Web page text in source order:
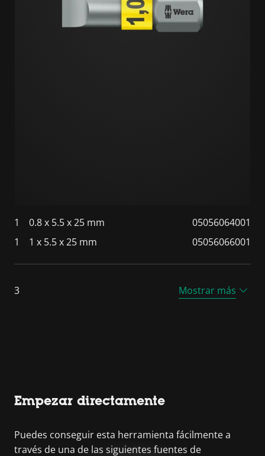
1 0.8 x 5.5 x 25 mm
05056064001
1
1 x 5.5 x 25 mm 05056066001
3 Mostrar más
Empezar directamente
Puedes conseguir esta herramienta fácilmente a
través de una de las siguientes fuentes de